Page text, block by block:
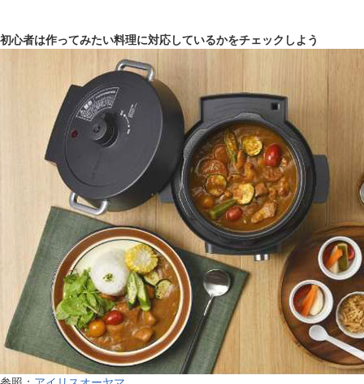
初心者は作ってみたい料理に対応しているかをチェックしよう